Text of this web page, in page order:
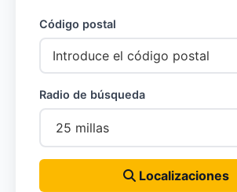
Código postal
Radio de búsqueda
Localizaciones